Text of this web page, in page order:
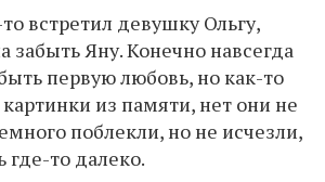
встретил девушку Ольгу,
забыть Яну. Конечно навсегда
первую любовь, но как-то
из памяти, нет они не
поблекли, но не исчезли,
где-то далеко.